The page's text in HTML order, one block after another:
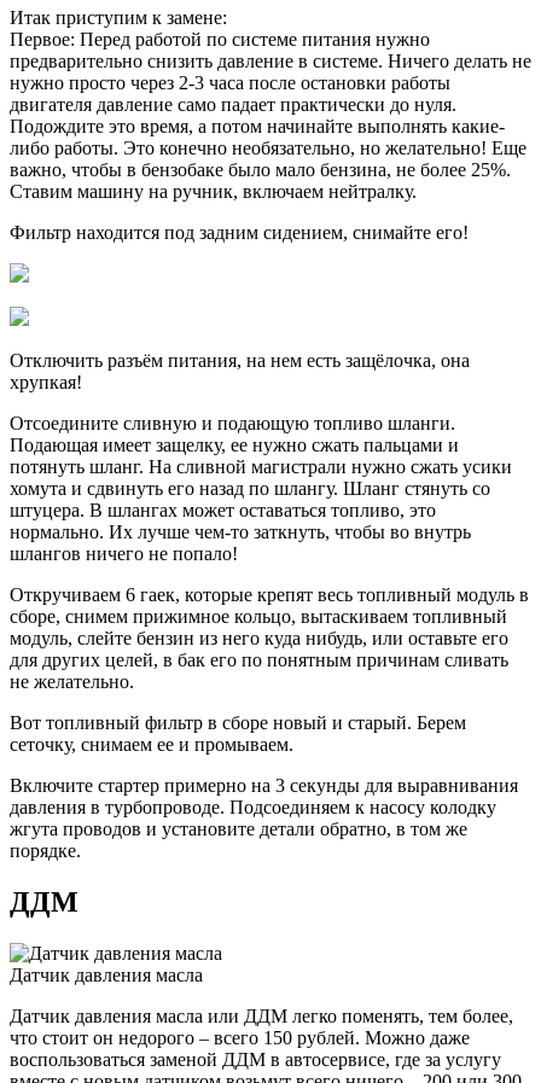
Итак приступим к замене:
Первое: Перед работой по системе питания нужно
предварительно снизить давление в системе. Ничего делать не
нужно просто через 2-3 часа после остановки работы
двигателя давление само падает практически до нуля.
Подождите это время, а потом начинайте выполнять какие-
либо работы. Это конечно необязательно, но желательно! Еще
важно, чтобы в бензобаке было мало бензина, не более 25%.
Ставим машину на ручник, включаем нейтралку.
Фильтр находится под задним сидением, снимайте его!
Отключить разъём питания, на нем есть защёлочка, она
хрупкая!
Отсоедините сливную и подающую топливо шланги.
Подающая имеет защелку, ее нужно сжать пальцами и
потянуть шланг. На сливной магистрали нужно сжать усики
хомута и сдвинуть его назад по шлангу. Шланг стянуть со
штуцера. В шлангах может оставаться топливо, это
нормально. Их лучше чем-то заткнуть, чтобы во внутрь
шлангов ничего не попало!
Откручиваем 6 гаек, которые крепят весь топливный модуль в
сборе, снимем прижимное кольцо, вытаскиваем топливный
модуль, слейте бензин из него куда нибудь, или оставьте его
для других целей, в бак его по понятным причинам сливать
не желательно.
Вот топливный фильтр в сборе новый и старый. Берем
сеточку, снимаем ее и промываем.
Включите стартер примерно на 3 секунды для выравнивания
давления в турбопроводе. Подсоединяем к насосу колодку
жгута проводов и установите детали обратно, в том же
порядке.
ДДМ
Датчик давления масла
Датчик давления масла или ДДМ легко поменять, тем более,
что стоит он недорого – всего 150 рублей. Можно даже
воспользоваться заменой ДДМ в автосервисе, где за услугу